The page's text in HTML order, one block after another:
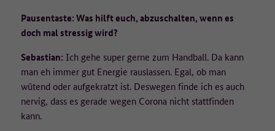
Pausentaste: Was hilft euch, abzuschalten, wenn es
doch mal stressig wird?
Sebastian: Ich gehe super gerne zum Handball. Da kann
man eh immer gut Energie rauslassen. Egal, ob man
wütend oder aufgekratzt ist. Deswegen finde ich es auch
nervig, dass es gerade wegen Corona nicht stattfinden
kann.